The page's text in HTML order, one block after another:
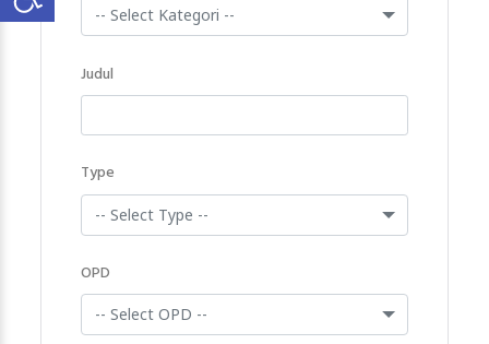
-- Select Kategori --
Judul
Type
-- Select Type --
OPD
-- Select OPD --